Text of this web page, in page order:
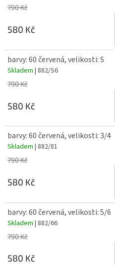
790 Kč
580 Kč
barvy: 60 červená, velikosti: S
Skladem | 882/S6
790 Kč
580 Kč
barvy: 60 červená, velikosti: 3/4
Skladem | 882/81
790 Kč
580 Kč
barvy: 60 červená, velikosti: 5/6
Skladem | 882/66
790 Kč
580 Kč